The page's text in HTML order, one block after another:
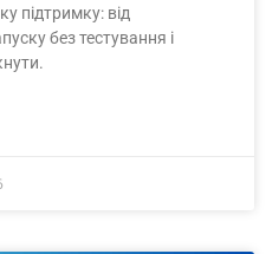
підтримку: від
без тестування і